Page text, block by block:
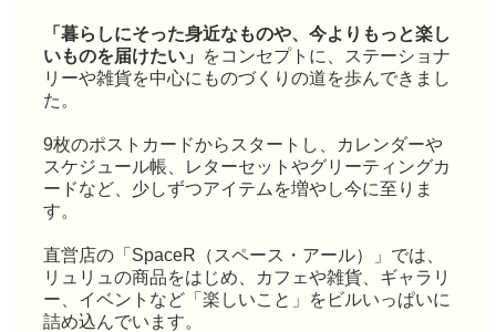
「暮らしにそった身近なものや、今よりもっと楽し
いものを届けたい」
をコンセプトに、ステーショナ
リーや雑貨を中心にものづくりの道を歩んできまし
た。
9枚のポストカードからスタートし、カレンダーや
スケジュール帳、レターセットやグリーティングカ
ードなど、少しずつアイテムを増やし今に至りま
す。
直営店の「SpaceR（スペース・アール）」では、
リュリュの商品をはじめ、カフェや雑貨、ギャラリ
ー、イベントなど「楽しいこと」をビルいっぱいに
詰め込んでいます。